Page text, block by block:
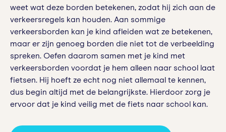
weet wat deze borden betekenen, zodat hij zich aan de
verkeersregels kan houden. Aan sommige
verkeersborden kan je kind afleiden wat ze betekenen,
maar er zijn genoeg borden die niet tot de verbeelding
spreken. Oefen daarom samen met je kind met
verkeersborden voordat je hem alleen naar school laat
fietsen. Hij hoeft ze echt nog niet allemaal te kennen,
dus begin altijd met de belangrijkste. Hierdoor zorg je
ervoor dat je kind veilig met de fiets naar school kan.